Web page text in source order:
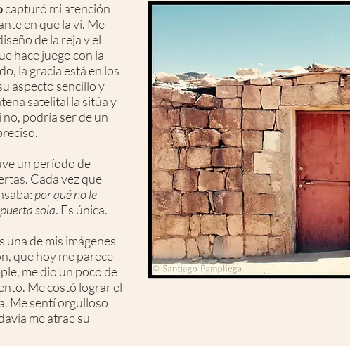
capturó mi atención
en que la ví. Me
de la reja y el
hace juego con la
la gracia está en los
aspecto sencillo y
satelital la sitúa y
podría ser de un
un período de
Cada vez que
por qué no le
sola. Es única.
una de mis imágenes
que hoy me parece
me dio un poco de
Me costó lograr el
Me sentí orgulloso
me atrae su